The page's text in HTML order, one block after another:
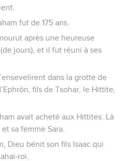
fut de 175 ans.
après une heureuse
jours), et il fut réuni à ses
dans la grotte de
fils de Tsohar, le Hittite,
avait acheté aux Hittites. Là
sa femme Sara.
Dieu bénit son fils Isaac qui
roï.